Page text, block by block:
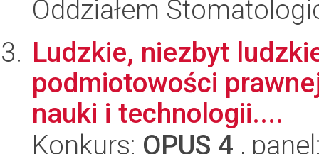
Oddziałem
Ludzkie, niezbyt
podmiotowości
nauki i technologii....
Konkurs: OPUS 4 ,